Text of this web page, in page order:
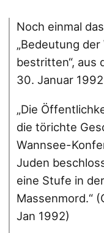
Noch einmal
„Bedeutung
bestritten“, aus
30. Januar
„Die
die törichte
Wannsee-
Juden
eine Stufe in
Massenmord.“
Jan 1992)